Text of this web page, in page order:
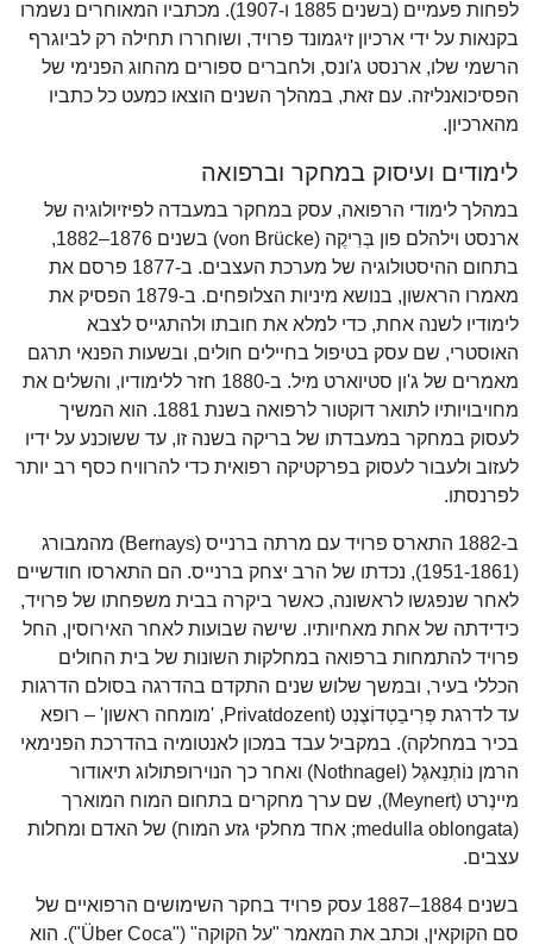
לפחות פעמיים (בשנים 1885 ו-1907). מכתביו המאוחרים נשמרו
בקנאות על ידי ארכיון זיגמונד פרויד, ושוחררו תחילה רק לביוגרף
הרשמי שלו, ארנסט ג'ונס, ולחברים ספורים מהחוג הפנימי של
הפסיכואנליזה. עם זאת, במהלך השנים הוצאו כמעט כל כתביו
מהארכיון.
לימודים ועיסוק במחקר וברפואה
במהלך לימודי הרפואה, עסק במחקר במעבדה לפיזיולוגיה של
ארנסט וילהלם פון בְּרִיקֶה (von Brücke) בשנים 1876–1882,
בתחום ההיסטולוגיה של מערכת העצבים. ב-1877 פרסם את
מאמרו הראשון, בנושא מיניות הצלופחים. ב-1879 הפסיק את
לימודיו לשנה אחת, כדי למלא את חובתו ולהתגייס לצבא
האוסטרי, שם עסק בטיפול בחיילים חולים, ובשעות הפנאי תרגם
מאמרים של ג'ון סטיוארט מיל. ב-1880 חזר ללימודיו, והשלים את
מחויבויותיו לתואר דוקטור לרפואה בשנת 1881. הוא המשיך
לעסוק במחקר במעבדתו של בריקה בשנה זו, עד ששוכנע על ידיו
לעזוב ולעבור לעסוק בפרקטיקה רפואית כדי להרוויח כסף רב יותר
לפרנסתו.
ב-1882 התארס פרויד עם מרתה ברנייס (Bernays) מהמבורג
(1951-1861), נכדתו של הרב יצחק ברנייס. הם התארסו חודשיים
לאחר שנפגשו לראשונה, כאשר ביקרה בבית משפחתו של פרויד,
כידידתה של אחת מאחיותיו. שישה שבועות לאחר האירוסין, החל
פרויד להתמחות ברפואה במחלקות השונות של בית החולים
הכללי בעיר, ובמשך שלוש שנים התקדם בהדרגה בסולם הדרגות
עד לדרגת פְּרִיבַטְדוֹצֶנְט (Privatdozent, 'מומחה ראשון' – רופא
בכיר במחלקה). במקביל עבד במכון לאנטומיה בהדרכת הפנימאי
הרמן נוֹתְנַאגֶל (Nothnagel) ואחר כך הנוירופתולוג תיאודור
מיינֶרט (Meynert), שם ערך מחקרים בתחום המוח המוארך
(medulla oblongata; אחד מחלקי גזע המוח) של האדם ומחלות
עצבים.
בשנים 1884–1887 עסק פרויד בחקר השימושים הרפואיים של
סם הקוקאין, וכתב את המאמר "על הקוקה" ("Über Coca"). הוא